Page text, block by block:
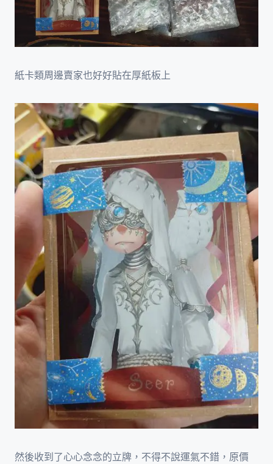
紙卡類周邊賣家也好好貼在厚紙板上
然後收到了心心念念的立牌，不得不說運氣不錯，原價